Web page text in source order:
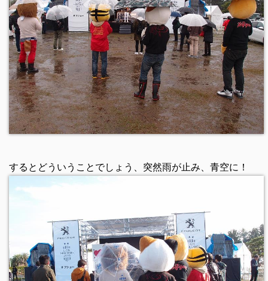
するとどういうことでしょう、突然雨が止み、青空に！